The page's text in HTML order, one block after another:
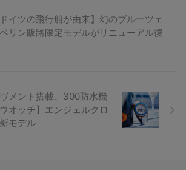
ドイツの飛行船が由来】幻のブルーツェ
リン販路限定モデルがリニューアル復
ヴメント搭載、300防水機
オッチ】エンジェルクロ
モデル